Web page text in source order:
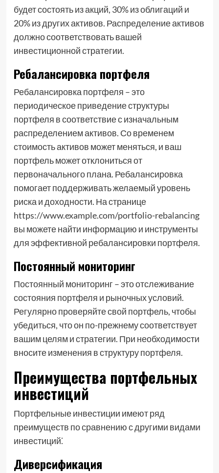
будет состоять из акций, 30% из облигаций и
20% из других активов. Распределение активов
должно соответствовать вашей
инвестиционной стратегии.
Ребалансировка портфеля
Ребалансировка портфеля – это
периодическое приведение структуры
портфеля в соответствие с изначальным
распределением активов. Со временем
стоимость активов может меняться, и ваш
портфель может отклониться от
первоначального плана. Ребалансировка
помогает поддерживать желаемый уровень
риска и доходности. На странице
https://www.example.com/portfolio-rebalancing
вы можете найти информацию и инструменты
для эффективной ребалансировки портфеля.
Постоянный мониторинг
Постоянный мониторинг – это отслеживание
состояния портфеля и рыночных условий.
Регулярно проверяйте свой портфель, чтобы
убедиться, что он по-прежнему соответствует
вашим целям и стратегии. При необходимости
вносите изменения в структуру портфеля.
Преимущества портфельных
инвестиций
Портфельные инвестиции имеют ряд
преимуществ по сравнению с другими видами
инвестиций⁚
Диверсификация